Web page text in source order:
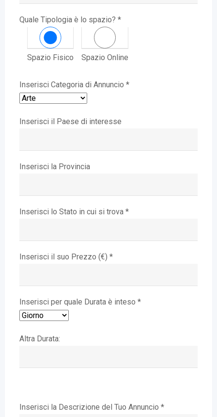
Quale Tipologia è lo spazio? *
Spazio Fisico Spazio Online
Inserisci Categoria di Annuncio *
Inserisci il Paese di interesse
Inserisci la Provincia
Inserisci lo Stato in cui si trova *
Inserisci il suo Prezzo (€) *
Inserisci per quale Durata è inteso *
Altra Durata:
Inserisci la Descrizione del Tuo Annuncio *